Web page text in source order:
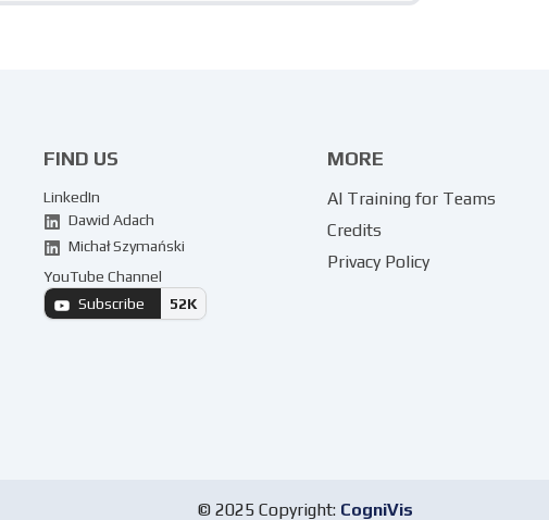
FIND US
LinkedIn
Dawid Adach
Michał Szymański
YouTube Channel
Subscribe
52K
MORE
AI Training for Teams
Credits
Privacy Policy
© 2025 Copyright: CogniVis